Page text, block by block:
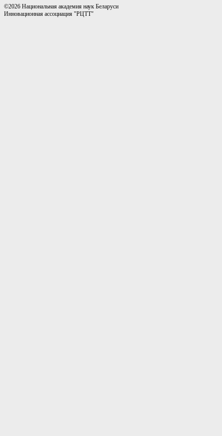
©2026 Национальная академия наук Беларуси
Инновационная ассоциация "РЦТТ"